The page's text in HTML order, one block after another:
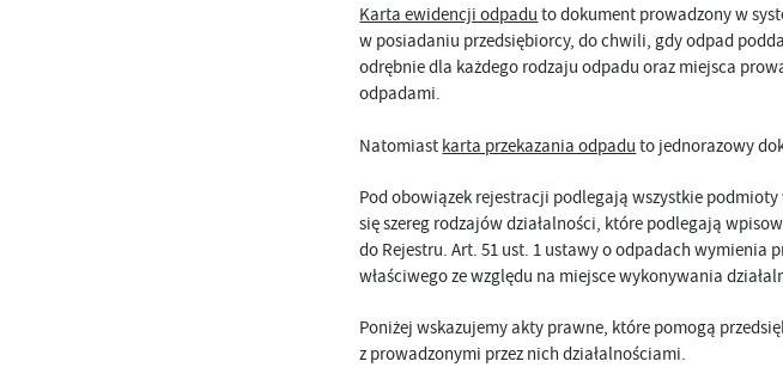
Karta ewidencji odpadu to dokument prowadzony w
w posiadaniu przedsiębiorcy, do chwili, gdy odpad
odrębnie dla każdego rodzaju odpadu oraz miejsca
odpadami.
Natomiast karta przekazania odpadu to jednorazowy
Pod obowiązek rejestracji podlegają wszystkie
się szereg rodzajów działalności, które podlegają
do Rejestru. Art. 51 ust. 1 ustawy o odpadach wymienia
właściwego ze względu na miejsce wykonywania
Poniżej wskazujemy akty prawne, które pomogą
z prowadzonymi przez nich działalnościami.